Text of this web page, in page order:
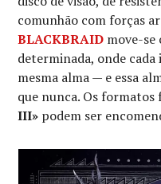
comunhão com forças
BLACKBRAID move-se
determinada, onde
mesma alma — e essa
que nunca. Os
III» podem ser